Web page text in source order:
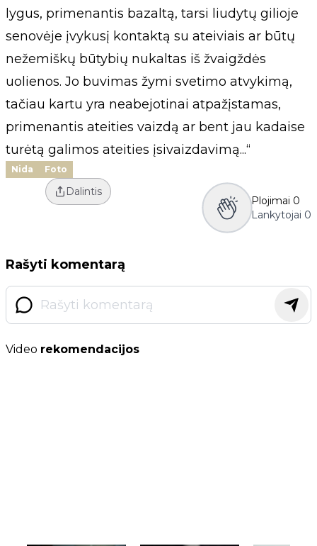
lygus, primenantis bazaltą, tarsi liudytų gilioje
senovėje įvykusį kontaktą su ateiviais ar būtų
nežemiškų būtybių nukaltas iš žvaigždės
uolienos. Jo buvimas žymi svetimo atvykimą,
tačiau kartu yra neabejotinai atpažįstamas,
primenantis ateities vaizdą ar bent jau kadaise
turėtą galimos ateities įsivaizdavimą...“
Nida Foto
Dalintis
Plojimai 0
Lankytojai 0
Rašyti komentarą
Video rekomendacijos